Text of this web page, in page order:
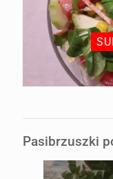
Pasibrzuszki